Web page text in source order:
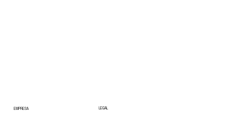
EMPRESA LEGAL